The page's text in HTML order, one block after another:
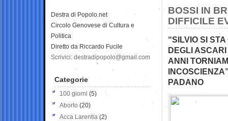
BOSSI IN
DIFFICILE
“SILVIO SI
DEGLI
ANNI
PADANO
Destra di Popolo.net
Circolo Genovese di Cultura e
Politica
Diretto da Riccardo Fucile
Scrivici: destradipopolo@gmail.com
Categorie
100 giorni (5)
Aborto (20)
Acca Larentia (2)